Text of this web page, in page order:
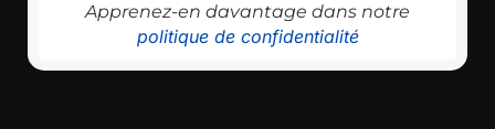
Apprenez-en davantage dans notre
politique de confidentialité